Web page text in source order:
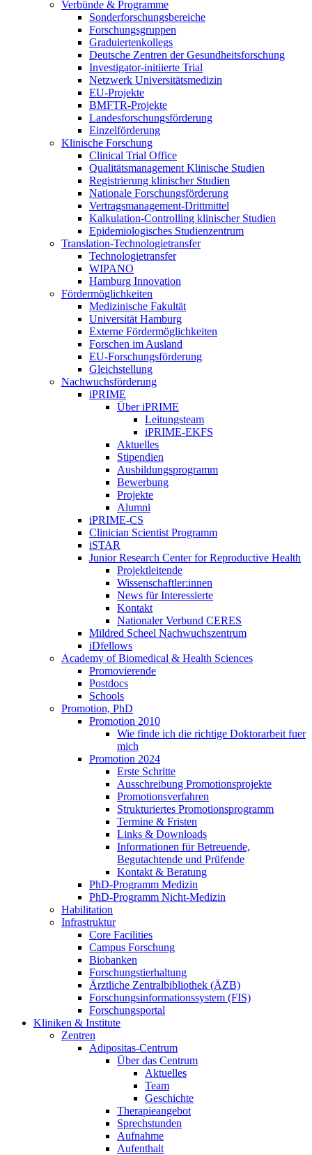
Verbünde & Programme
Sonderforschungsbereiche
Forschungsgruppen
Graduiertenkollegs
Deutsche Zentren der Gesundheitsforschung
Investigator-initiierte Trial
Netzwerk Universitätsmedizin
EU-Projekte
BMFTR-Projekte
Landesforschungsförderung
Einzelförderung
Klinische Forschung
Clinical Trial Office
Qualitätsmanagement Klinische Studien
Registrierung klinischer Studien
Nationale Forschungsförderung
Vertragsmanagement-Drittmittel
Kalkulation-Controlling klinischer Studien
Epidemiologisches Studienzentrum
Translation-Technologietransfer
Technologietransfer
WIPANO
Hamburg Innovation
Fördermöglichkeiten
Medizinische Fakultät
Universität Hamburg
Externe Fördermöglichkeiten
Forschen im Ausland
EU-Forschungsförderung
Gleichstellung
Nachwuchsförderung
iPRIME
Über iPRIME
Leitungsteam
iPRIME-EKFS
Aktuelles
Stipendien
Ausbildungsprogramm
Bewerbung
Projekte
Alumni
iPRIME-CS
Clinician Scientist Programm
iSTAR
Junior Research Center for Reproductive Health
Projektleitende
Wissenschaftler:innen
News für Interessierte
Kontakt
Nationaler Verbund CERES
Mildred Scheel Nachwuchszentrum
iDfellows
Academy of Biomedical & Health Sciences
Promovierende
Postdocs
Schools
Promotion, PhD
Promotion 2010
Wie finde ich die richtige Doktorarbeit fuer
mich
Promotion 2024
Erste Schritte
Ausschreibung Promotionsprojekte
Promotionsverfahren
Strukturiertes Promotionsprogramm
Termine & Fristen
Links & Downloads
Informationen für Betreuende,
Begutachtende und Prüfende
Kontakt & Beratung
PhD-Programm Medizin
PhD-Programm Nicht-Medizin
Habilitation
Infrastruktur
Core Facilities
Campus Forschung
Biobanken
Forschungstierhaltung
Ärztliche Zentralbibliothek (ÄZB)
Forschungsinformationssystem (FIS)
Forschungsportal
Kliniken & Institute
Zentren
Adipositas-Centrum
Über das Centrum
Aktuelles
Team
Geschichte
Therapieangebot
Sprechstunden
Aufnahme
Aufenthalt